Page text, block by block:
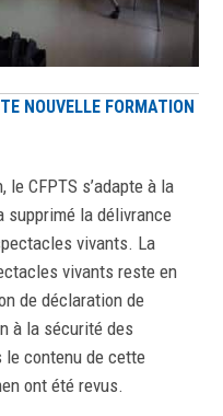
NOUVELLE FORMATION
CFPTS s’adapte à la
supprimé la délivrance
vivants. La
vivants reste en
de déclaration de
à la sécurité des
contenu de cette
ont été revus.